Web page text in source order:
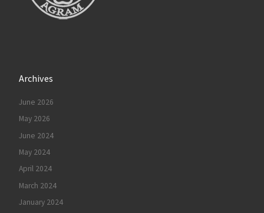
Archives
June 2026
May 2026
June 2024
May 2024
April 2024
March 2024
January 2024